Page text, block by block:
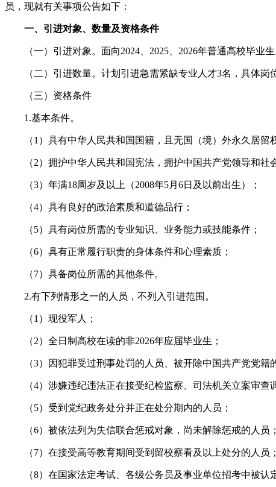
员，现就有关事项公告如下：
一、引进对象、数量及资格条件
（一）引进对象。面向2024、2025、2026年普通高校毕业生
（二）引进数量。计划引进急需紧缺专业人才3名，具体岗
（三）资格条件
1.基本条件。
（1）具有中华人民共和国国籍，且无国（境）外永久居留
（2）拥护中华人民共和国宪法，拥护中国共产党领导和社
（3）年满18周岁及以上（2008年5月6日及以前出生）；
（4）具有良好的政治素质和道德品行；
（5）具有岗位所需的专业知识、业务能力或技能条件；
（6）具有正常履行职责的身体条件和心理素质；
（7）具备岗位所需的其他条件。
2.有下列情形之一的人员，不列入引进范围。
（1）现役军人；
（2）全日制高校在读的非2026年应届毕业生；
（3）因犯罪受过刑事处罚的人员、被开除中国共产党党籍
（4）涉嫌违纪违法正在接受纪检监察、司法机关立案审查
（5）受到党纪政务处分并正在处分期内的人员；
（6）被依法列为失信联合惩戒对象，尚未解除惩戒的人员；
（7）在接受高等教育期间受到留校察看及以上处分的人员；
（8）在国家法定考试、各级公务员及事业单位招考中被认